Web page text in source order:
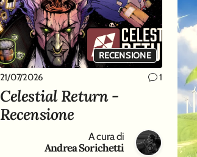
RECENSIONE
21/07/2026 1
Celestial Return -
Recensione
A cura di
Andrea Sorichetti